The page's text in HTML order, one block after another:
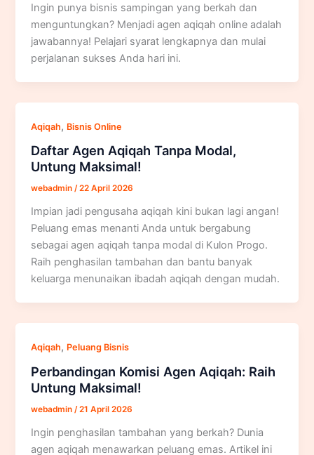
Ingin punya bisnis sampingan yang berkah dan
menguntungkan? Menjadi agen aqiqah online adalah
jawabannya! Pelajari syarat lengkapnya dan mulai
perjalanan sukses Anda hari ini.
Aqiqah, Bisnis Online
Daftar Agen Aqiqah Tanpa Modal,
Untung Maksimal!
webadmin/22 April 2026
Impian jadi pengusaha aqiqah kini bukan lagi angan!
Peluang emas menanti Anda untuk bergabung
sebagai agen aqiqah tanpa modal di Kulon Progo.
Raih penghasilan tambahan dan bantu banyak
keluarga menunaikan ibadah aqiqah dengan mudah.
Aqiqah, Peluang Bisnis
Perbandingan Komisi Agen Aqiqah: Raih
Untung Maksimal!
webadmin /21 April 2026
Ingin penghasilan tambahan yang berkah? Dunia
agen aqiqah menawarkan peluang emas. Artikel ini